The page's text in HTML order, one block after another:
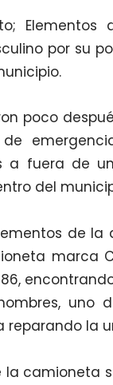
Gto;
por su
poco
a fuera de
del
de
marca
la
la camioneta